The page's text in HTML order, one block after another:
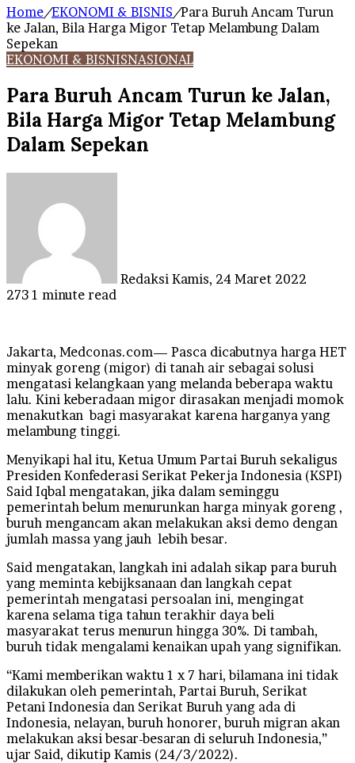
Home/EKONOMI & BISNIS/Para Buruh Ancam Turun
ke Jalan, Bila Harga Migor Tetap Melambung Dalam
Sepekan
EKONOMI & BISNISNASIONAL
Para Buruh Ancam Turun ke Jalan,
Bila Harga Migor Tetap Melambung
Dalam Sepekan
Redaksi Kamis, 24 Maret 2022
273 1 minute read
Jakarta, Medconas.com— Pasca dicabutnya harga HET
minyak goreng (migor) di tanah air sebagai solusi
mengatasi kelangkaan yang melanda beberapa waktu
lalu. Kini keberadaan migor dirasakan menjadi momok
menakutkan bagi masyarakat karena harganya yang
melambung tinggi.
Menyikapi hal itu, Ketua Umum Partai Buruh sekaligus
Presiden Konfederasi Serikat Pekerja Indonesia (KSPI)
Said Iqbal mengatakan, jika dalam seminggu
pemerintah belum menurunkan harga minyak goreng ,
buruh mengancam akan melakukan aksi demo dengan
jumlah massa yang jauh lebih besar.
Said mengatakan, langkah ini adalah sikap para buruh
yang meminta kebijksanaan dan langkah cepat
pemerintah mengatasi persoalan ini, mengingat
karena selama tiga tahun terakhir daya beli
masyarakat terus menurun hingga 30%. Di tambah,
buruh tidak mengalami kenaikan upah yang signifikan.
“Kami memberikan waktu 1 x 7 hari, bilamana ini tidak
dilakukan oleh pemerintah, Partai Buruh, Serikat
Petani Indonesia dan Serikat Buruh yang ada di
Indonesia, nelayan, buruh honorer, buruh migran akan
melakukan aksi besar-besaran di seluruh Indonesia,”
ujar Said, dikutip Kamis (24/3/2022).